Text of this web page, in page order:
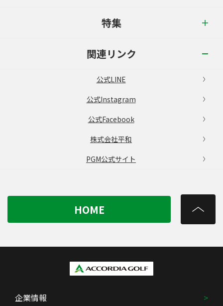
特集
関連リンク
公式LINE
公式Instagram
公式Facebook
株式会社平和
PGM公式サイト
HOME
企業情報